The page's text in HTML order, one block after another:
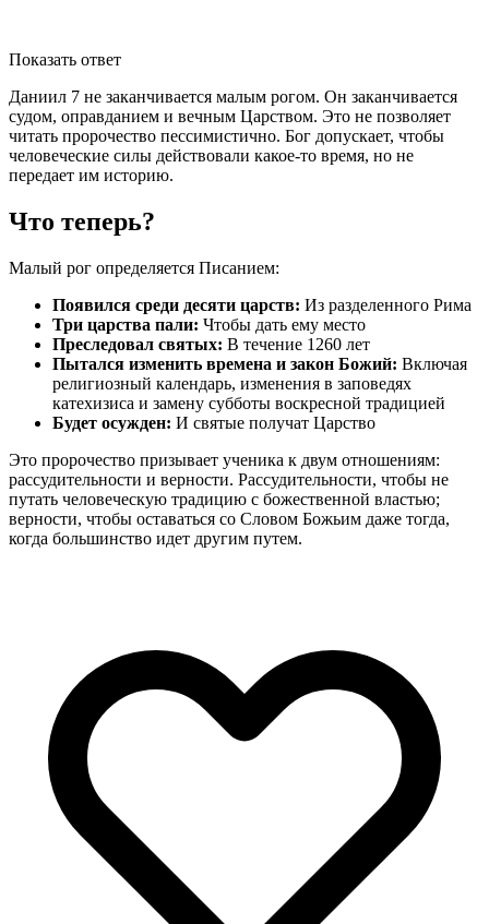
Показать ответ
Даниил 7 не заканчивается малым рогом. Он заканчивается
судом, оправданием и вечным Царством. Это не позволяет
читать пророчество пессимистично. Бог допускает, чтобы
человеческие силы действовали какое-то время, но не
передает им историю.
Что теперь?
Малый рог определяется Писанием:
Появился среди десяти царств: Из разделенного Рима
Три царства пали: Чтобы дать ему место
Преследовал святых: В течение 1260 лет
Пытался изменить времена и закон Божий: Включая
религиозный календарь, изменения в заповедях
катехизиса и замену субботы воскресной традицией
Будет осужден: И святые получат Царство
Это пророчество призывает ученика к двум отношениям:
рассудительности и верности. Рассудительности, чтобы не
путать человеческую традицию с божественной властью;
верности, чтобы оставаться со Словом Божьим даже тогда,
когда большинство идет другим путем.